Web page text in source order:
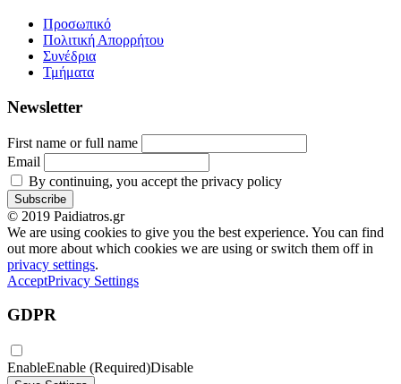
Προσωπικό
Πολιτική Απορρήτου
Συνέδρια
Τμήματα
Newsletter
First name or full name
Email
By continuing, you accept the privacy policy
© 2019 Paidiatros.gr
We are using cookies to give you the best experience. You can find
out more about which cookies we are using or switch them off in
privacy settings.
AcceptPrivacy Settings
GDPR
EnableEnable (Required)Disable